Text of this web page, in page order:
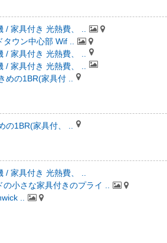
/ 家具付き 光熱費、 ..
ウン中心部 Wif ..
/ 家具付き 光熱費、 ..
/ 家具付き 光熱費、 ..
めの1BR(家具付 ..
の1BR(家具付、 ..
/ 家具付き 光熱費、 ..
小さな家具付きのプライ ..
..